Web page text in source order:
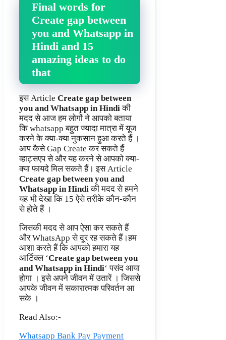
Final words for
Create gap between
you and Whatsapp in
Hindi and 15
amazing ideas to do
that
इस Article Create gap between
you and Whatsapp in Hindiकी
मदद से आज हम लोगों ने आपको बताया
कि whatsapp बहुत ज्यादा मात्रा में यूज
करने के क्या-क्या नुकसान हुआ करते हैं ।
आप कैसे Gap Create कर सकते हैं
व्हाट्सएप से और यह करने से आपको क्या-
क्या फायदे मिल सकते हैं। इस Article
Create gap between you and
Whatsapp in Hindiकी मदद से हमने
यह भी देखा कि 15 ऐसे तरीके कौन-कौन
से होते हैं ।
जिसकी मदद से आप ऐसा कर सकते हैं
और WhatsApp से दूर रह सकते हैं।हम
आशा करते हैं कि आपको हमारा यह
आर्टिक्ल ‘Create gap between you
and Whatsapp in Hindi‘ पसंद आया
होगा । इसे अपने जीवन में उतारें । जिससे
आपके जीवन में सकारात्मक परिवर्तन आ
सके ।
Read Also:-
Whatsapp Bank Pay Payment